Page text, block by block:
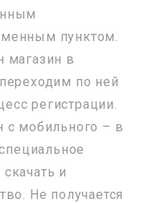
пунктом.
магазин в
по ней
регистрации.
с мобильного – в
и
Не получается